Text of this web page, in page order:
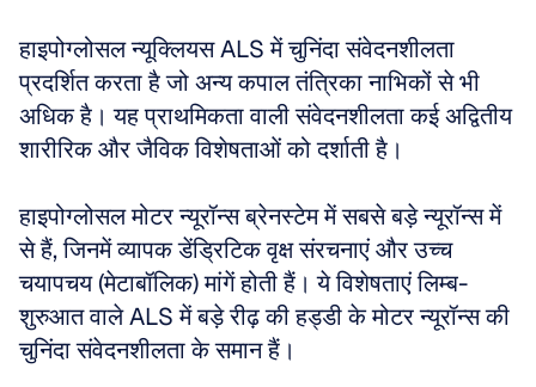
हाइपोग्लोसल न्यूक्लियस ALS में चुनिंदा संवेदनशीलता
प्रदर्शित करता है जो अन्य कपाल तंत्रिका नाभिकों से भी
अधिक है। यह प्राथमिकता वाली संवेदनशीलता कई अद्वितीय
शारीरिक और जैविक विशेषताओं को दर्शाती है।
हाइपोग्लोसल मोटर न्यूरॉन्स ब्रेनस्टेम में सबसे बड़े न्यूरॉन्स में
से हैं, जिनमें व्यापक डेंड्रिटिक वृक्ष संरचनाएं और उच्च
चयापचय (मेटाबॉलिक) मांगें होती हैं। ये विशेषताएं लिम्ब-
शुरुआत वाले ALS में बड़े रीढ़ की हड्डी के मोटर न्यूरॉन्स की
चुनिंदा संवेदनशीलता के समान हैं।